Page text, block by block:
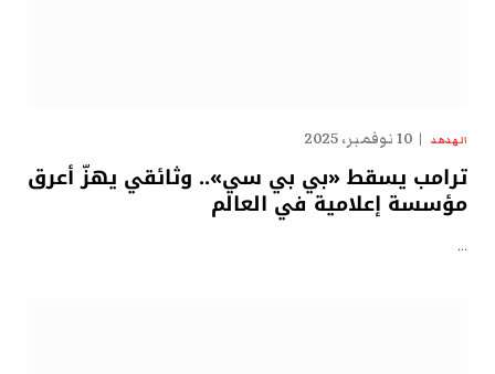
الهدهد 10 نوفمبر، 2025
ترامب يسقط «بي بي سي».. وثائقي يهزّ أعرق
مؤسسة إعلامية في العالم
…